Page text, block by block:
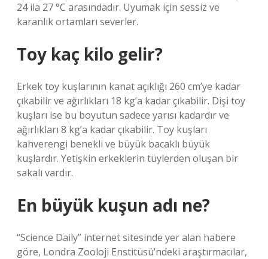
24 ila 27 °C arasındadır. Uyumak için sessiz ve
karanlık ortamları severler.
Toy kaç kilo gelir?
Erkek toy kuşlarının kanat açıklığı 260 cm’ye kadar
çıkabilir ve ağırlıkları 18 kg’a kadar çıkabilir. Dişi toy
kuşları ise bu boyutun sadece yarısı kadardır ve
ağırlıkları 8 kg’a kadar çıkabilir. Toy kuşları
kahverengi benekli ve büyük bacaklı büyük
kuşlardır. Yetişkin erkeklerin tüylerden oluşan bir
sakalı vardır.
En büyük kuşun adı ne?
“Science Daily” internet sitesinde yer alan habere
göre, Londra Zooloji Enstitüsü’ndeki araştırmacılar,